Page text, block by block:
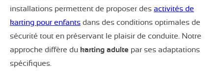
installations permettent de proposer des activités de
karting pour enfants dans des conditions optimales de
sécurité tout en préservant le plaisir de conduite. Notre
approche diffère du karting adulte par ses adaptations
spécifiques.